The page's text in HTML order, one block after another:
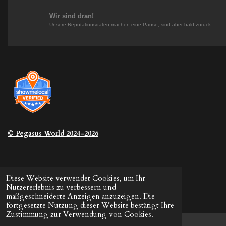
Diese Website verwendet Cookies, um Ihr
Nutzererlebnis zu verbessern und
maßgeschneiderte Anzeigen anzuzeigen. Die
fortgesetzte Nutzung dieser Website bestätigt Ihre
Zustimmung zur Verwendung von Cookies.
Wir sind dran!
Unsere Reputationsdaten machen eine Pause, sind aber bald zurück.
© Pegasus World 2024-2026